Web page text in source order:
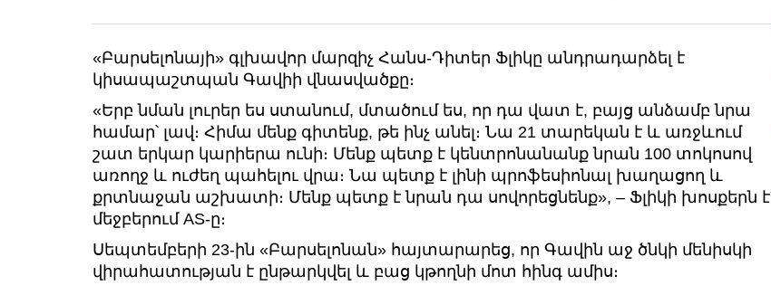
«Բարսելոնայի» գլխավոր մարզիչ Հանս-Դիտեր Ֆլիկը անդրադարձել է
կիսապաշտպան Գավիի վնասվածքը։
«Երբ նման լուրեր ես ստանում, մտածում ես, որ դա վատ է, բայց անձամբ նրա
համար՝ լավ։ Հիմա մենք գիտենք, թե ինչ անել։ Նա 21 տարեկան է և առջևում
շատ երկար կարիերա ունի։ Մենք պետք է կենտրոնանանք նրան 100 տոկոսով
առողջ և ուժեղ պահելու վրա։ Նա պետք է լինի պրոֆեսիոնալ խաղացող և
քրտնաջան աշխատի։ Մենք պետք է նրան դա սովորեցնենք», – Ֆլիկի խոսքերն է
մեջբերում AS-ը։
Սեպտեմբերի 23-ին «Բարսելոնան» հայտարարեց, որ Գավին աջ ծնկի մենիսկի
վիրահատության է ընթարկվել և բաց կթողնի մոտ հինգ ամիս։